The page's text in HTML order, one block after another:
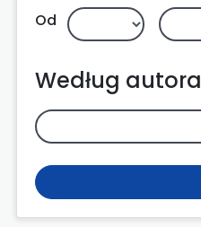
Od
Według autora